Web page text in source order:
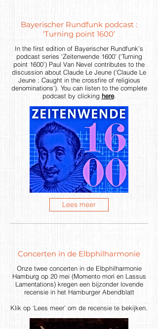
Bayerischer Rundfunk podcast :
‘Turning point 1600’
In the first edition of Bayerischer Rundfunk’s
podcast series ‘Zeitenwende 1600’ (‘Turning
point 1600’) Paul Van Nevel contributes to the
discussion about Claude Le Jeune (‘Claude Le
Jeune : Caught in the crossfire of religious
denominations’). You can listen to the complete
podcast by clicking here.
Lees meer
Concerten in de Elbphilharmonie
Onze twee concerten in de Elbphilharmonie
Hamburg op 20 mei (Momento mori en Lassus
Lamentations) kregen een bijzonder lovende
recensie in het Hamburger Abendblatt
Klik op ‘Lees meer’ om de recensie te bekijken.